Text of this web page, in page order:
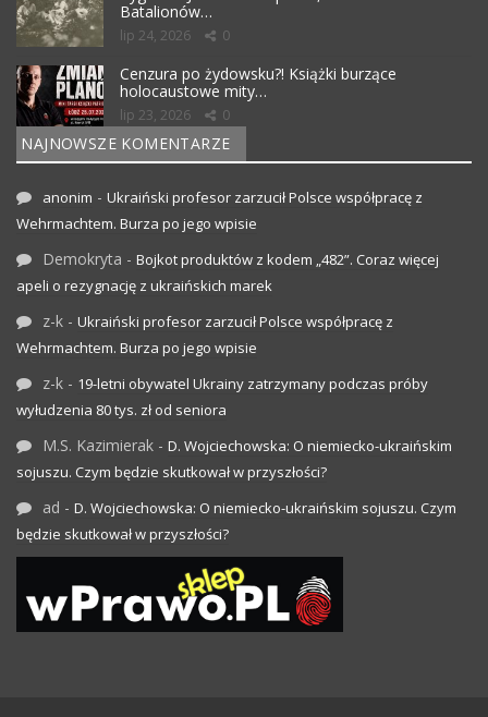
Batalionów…
lip 24, 2026 0
Cenzura po żydowsku?! Książki burzące
holocaustowe mity…
lip 23, 2026 0
NAJNOWSZE KOMENTARZE
anonim - Ukraiński profesor zarzucił Polsce współpracę z
Wehrmachtem. Burza po jego wpisie
Demokryta - Bojkot produktów z kodem „482”. Coraz więcej
apeli o rezygnację z ukraińskich marek
z-k - Ukraiński profesor zarzucił Polsce współpracę z
Wehrmachtem. Burza po jego wpisie
z-k - 19-letni obywatel Ukrainy zatrzymany podczas próby
wyłudzenia 80 tys. zł od seniora
M.S. Kazimierak - D. Wojciechowska: O niemiecko-ukraińskim
sojuszu. Czym będzie skutkował w przyszłości?
ad - D. Wojciechowska: O niemiecko-ukraińskim sojuszu. Czym
będzie skutkował w przyszłości?